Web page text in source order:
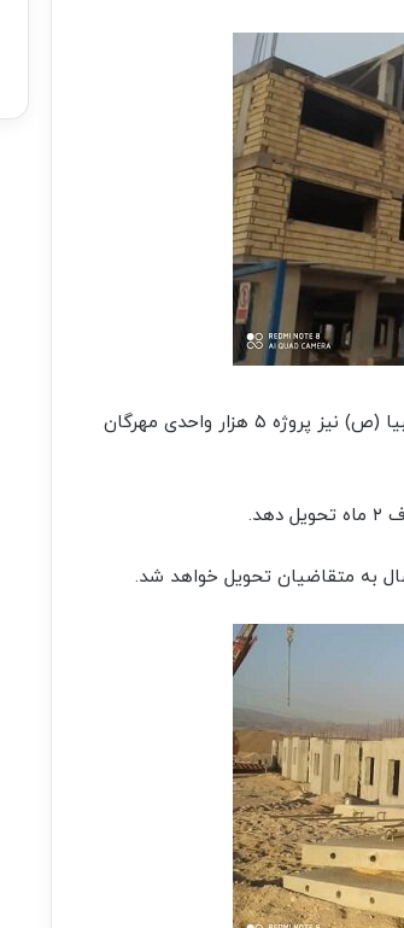
قرارگاه امام حسن مجتبی (ع) از نهادهای تابعه قرارگاه سازندگی خاتم الانبیا (ص) نیز پروژه ۵ هزار واحدی مهرگان